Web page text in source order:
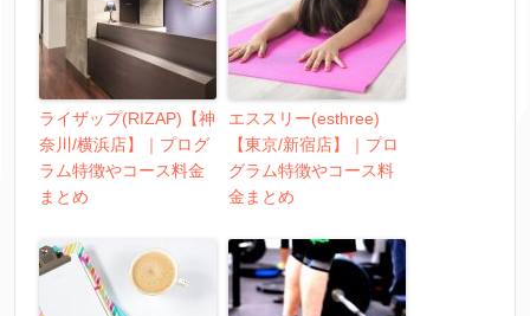
ライザップ(RIZAP)【神
奈川/横浜店】｜プログ
ラム特徴やコース料金
まとめ
エススリー(esthree)
【東京/新宿店】｜プロ
グラム特徴やコース料
金まとめ